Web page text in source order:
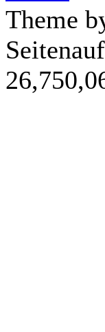
Theme